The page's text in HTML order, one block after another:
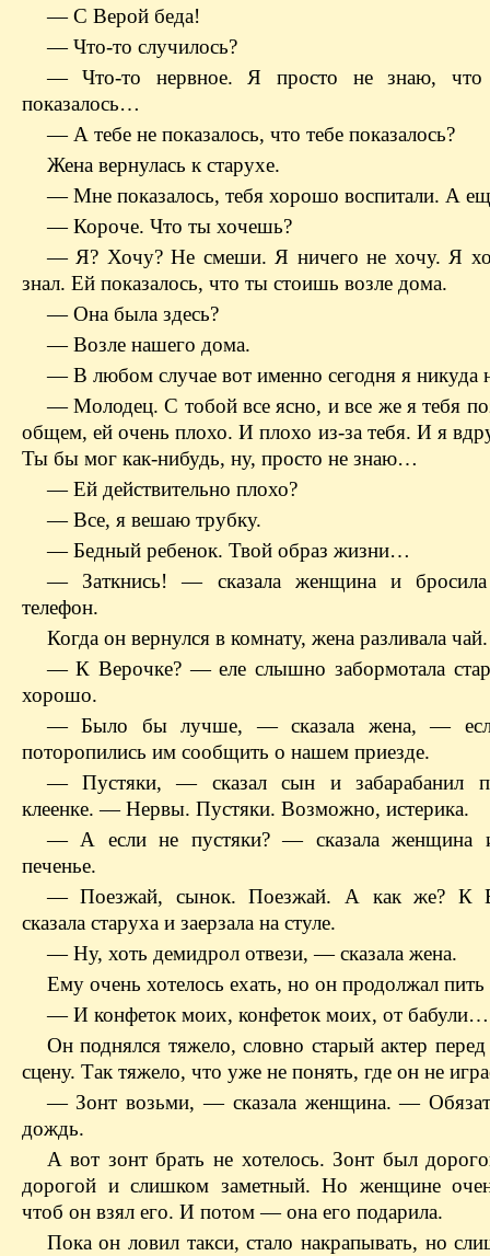
— С Верой беда!
— Что-то случилось?
— Что-то нервное. Я просто не знаю, что
показалось…
— А тебе не показалось, что тебе показалось?
Жена вернулась к старухе.
— Мне показалось, тебя хорошо воспитали. А
— Короче. Что ты хочешь?
— Я? Хочу? Не смеши. Я ничего не хочу. Я
знал. Ей показалось, что ты стоишь возле дома.
— Она была здесь?
— Возле нашего дома.
— В любом случае вот именно сегодня я никуда
— Молодец. С тобой все ясно, и все же я тебя
общем, ей очень плохо. И плохо из-за тебя. И я
Ты бы мог как-нибудь, ну, просто не знаю…
— Ей действительно плохо?
— Все, я вешаю трубку.
— Бедный ребенок. Твой образ жизни…
— Заткнись! — сказала женщина и
телефон.
Когда он вернулся в комнату, жена разливала чай.
— К Верочке? — еле слышно забормотала
хорошо.
— Было бы лучше, — сказала жена, —
поторопились им сообщить о нашем приезде.
— Пустяки, — сказал сын и забарабанил
клеенке. — Нервы. Пустяки. Возможно, истерика.
— А если не пустяки? — сказала женщина и
печенье.
— Поезжай, сынок. Поезжай. А как же? К
сказала старуха и заерзала на стуле.
— Ну, хоть демидрол отвези, — сказала жена.
Ему очень хотелось ехать, но он продолжал пить
— И конфеток моих, конфеток моих, от бабули…
Он поднялся тяжело, словно старый актер
сцену. Так тяжело, что уже не понять, где он не
— Зонт возьми, — сказала женщина. —
дождь.
А вот зонт брать не хотелось. Зонт был
дорогой и слишком заметный. Но женщине
чтоб он взял его. И потом — она его подарила.
Пока он ловил такси, стало накрапывать, но